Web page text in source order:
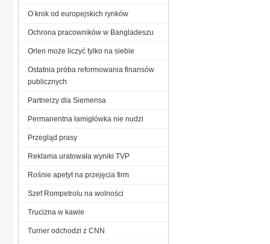
O krok od europejskich rynków
Ochrona pracowników w Bangladeszu
Orlen może liczyć tylko na siebie
Ostatnia próba reformowania finansów
publicznych
Partnerzy dla Siemensa
Permanentna łamigłówka nie nudzi
Przegląd prasy
Reklama uratowała wyniki TVP
Rośnie apetyt na przejęcia firm
Szef Rompetrolu na wolności
Trucizna w kawie
Turner odchodzi z CNN